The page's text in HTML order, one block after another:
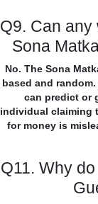
Q9. Can
Sona
No. The Sona
based and
can predict or
individual claiming
for money is
Q11. Why